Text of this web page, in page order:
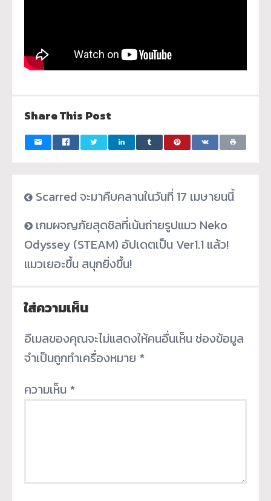
Share This Post
Scarred จะมาคืบคลานในวันที่ 17 เมษายนนี้
เกมผจญภัยสุดชิลที่เน้นถ่ายรูปแมว Neko
Odyssey (STEAM) อัปเดตเป็น Ver1.1 แล้ว!
แมวเยอะขึ้น สนุกยิ่งขึ้น!
ใส่ความเห็น
อีเมลของคุณจะไม่แสดงให้คนอื่นเห็น ช่องข้อมูล
จำเป็นถูกทำเครื่องหมาย *
ความเห็น *